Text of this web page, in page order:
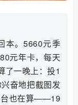
本。5660元季
元年卡，每天
了一晚上：投1
奋地把截图发
台也在算——19